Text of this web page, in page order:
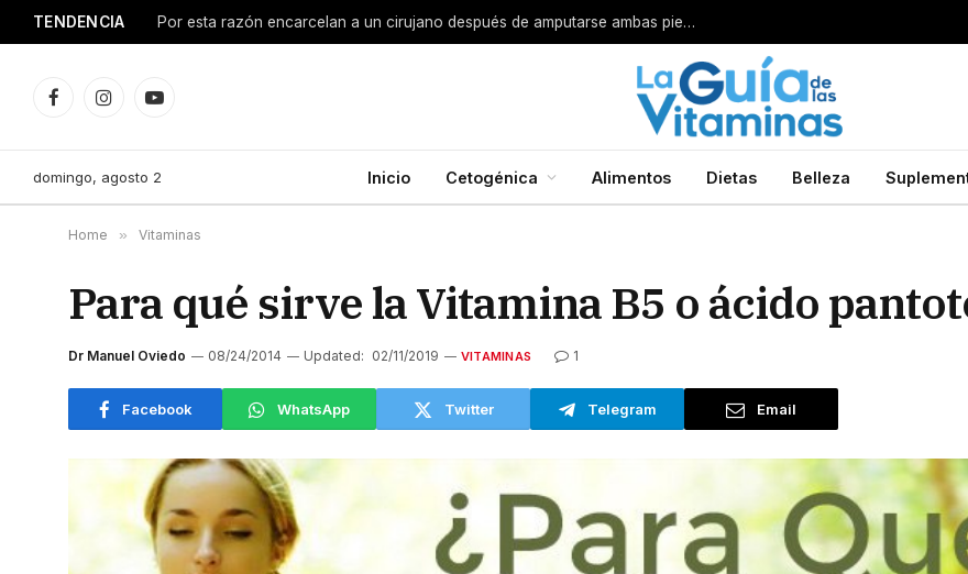
TENDENCIA Por esta razón encarcelan a un cirujano después de amputarse ambas piernas
FacebookInstagramYouTube
domingo, agosto 2 Inicio Cetogénica Alimentos Dietas Belleza
Home » Vitaminas
Para qué sirve la Vitamina B5 o ácido
Dr Manuel Oviedo 08/24/2014 Updated: 02/11/2019 VITAMINAS 1
Facebook WhatsApp Twitter Telegram Email